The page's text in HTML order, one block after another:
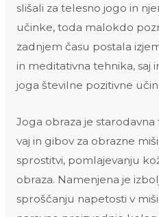
slišali za telesno jogo in
učinke, toda malokdo
zadnjem času postala
in meditativna tehnika,
joga številne pozitivne
Joga obraza je
vaj in gibov za obrazne
sprostitvi, pomlajevanju
obraza. Namenjena je
sproščanju napetosti v